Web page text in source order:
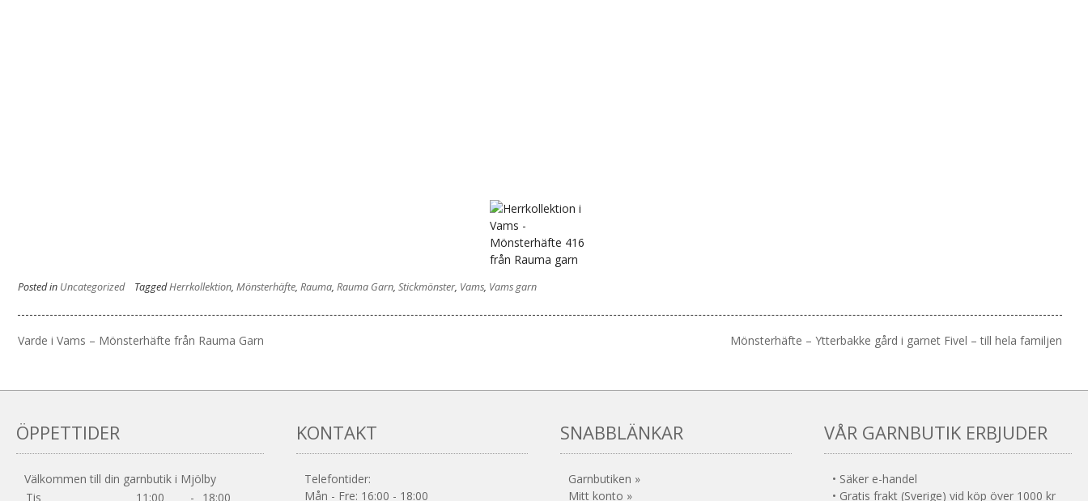
Posted in Uncategorized TaggedHerrkollektion, Mönsterhäfte, Rauma, Rauma Garn, Stickmönster, Vams, Vams garn
Inläggsnavigering
Varde i Vams – Mönsterhäfte från Rauma Garn Mönsterhäfte – Ytterbakke gård i garnet Fivel – till hela familjen
ÖPPETTIDER
Välkommen till din garnbutik i Mjölby
Tis
11:00 - 18:00
KONTAKT
Telefontider:
Mån - Fre: 16:00 - 18:00
SNABBLÄNKAR
Garnbutiken »
Mitt konto »
VÅR GARNBUTIK ERBJUDER
• Säker e-handel
• Gratis frakt (Sverige) vid köp över 1000 kr